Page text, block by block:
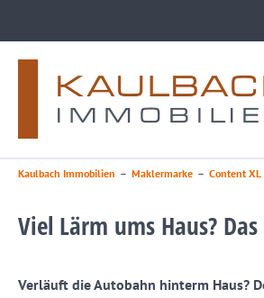
Kaulbach Immobilien – Maklermarke – Content XL
Viel Lärm ums Haus?
Verläuft die Autobahn hinterm Haus?